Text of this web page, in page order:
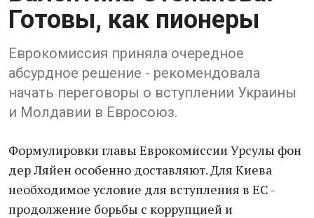
Готовы, как пионеры
Еврокомиссия приняла очередное
абсурдное решение - рекомендовала
начать переговоры о вступлении Украины
и Молдавии в Евросоюз.
Формулировки главы Еврокомиссии Урсулы фон
дер Ляйен особенно доставляют. Для Киева
необходимое условие для вступления в ЕС -
продолжение борьбы с коррупцией и